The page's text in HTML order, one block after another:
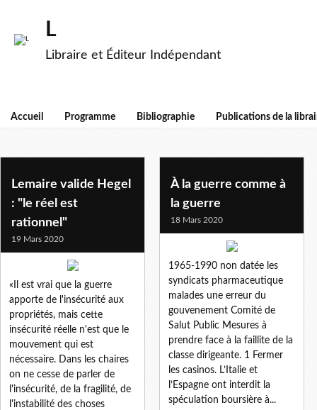
L
Libraire et Éditeur Indépendant
Accueil Programme Bibliographie Publications de la
coronavirus
Lemaire valide Hegel
: "le réel est
rationnel"
19 Mars 2020
«Il est vrai que la guerre
apporte de l'insécurité aux
propriétés, mais cette
insécurité réelle n'est que le
mouvement qui est
nécessaire. Dans les chaires
on ne cesse de parler de
l'insécurité, de la fragilité, de
l'instabilité des choses
À la guerre comme à
la guerre
18 Mars 2020
1965-1990 non datée les
syndicats pharmaceutique
malades une erreur du
gouvenement Comité de
Salut Public Mesures à
prendre face à la faillite de la
classe dirigeante. 1 Fermer
les casinos. L’Italie et
l’Espagne ont interdit la
spéculation boursière à...